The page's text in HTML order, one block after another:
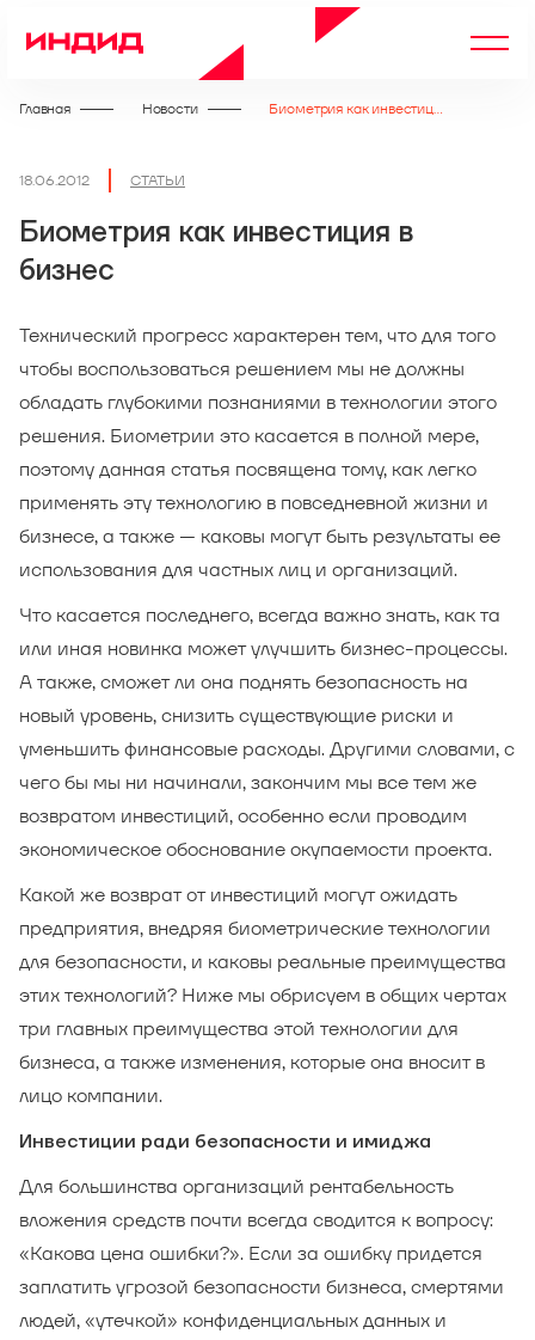
Главная Новости Биометрия как инвестиция в бизнес
18.06.2012 СТАТЬИ
Биометрия как инвестиция в
бизнес
Технический прогресс характерен тем, что для того
чтобы воспользоваться решением мы не должны
обладать глубокими познаниями в технологии этого
решения. Биометрии это касается в полной мере,
поэтому данная статья посвящена тому, как легко
применять эту технологию в повседневной жизни и
бизнесе, а также — каковы могут быть результаты ее
использования для частных лиц и организаций.
Что касается последнего, всегда важно знать, как та
или иная новинка может улучшить бизнес-процессы.
А также, сможет ли она поднять безопасность на
новый уровень, снизить существующие риски и
уменьшить финансовые расходы. Другими словами, с
чего бы мы ни начинали, закончим мы все тем же
возвратом инвестиций, особенно если проводим
экономическое обоснование окупаемости проекта.
Какой же возврат от инвестиций могут ожидать
предприятия, внедряя биометрические технологии
для безопасности, и каковы реальные преимущества
этих технологий? Ниже мы обрисуем в общих чертах
три главных преимущества этой технологии для
бизнеса, а также изменения, которые она вносит в
лицо компании.
Инвестиции ради безопасности и имиджа
Для большинства организаций рентабельность
вложения средств почти всегда сводится к вопросу:
«Какова цена ошибки?». Если за ошибку придется
заплатить угрозой безопасности бизнеса, смертями
людей, «утечкой» конфиденциальных данных и